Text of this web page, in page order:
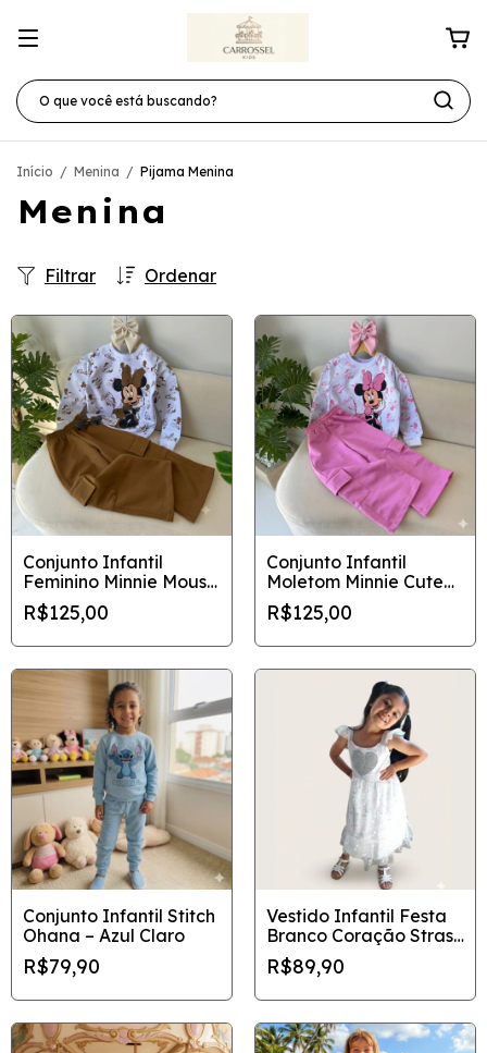
Início / Menina / Pijama Menina
Menina
Ordenar
Filtrar
Conjunto Infantil
Feminino Minnie Mouse
Blusa e Calça Cargo
R$125,00
Conjunto Infantil
Moletom Minnie Cute
com Calça Cargo Rosa
- Tamanho 4 ao 10
R$125,00
Conjunto Infantil Stitch
Ohana – Azul Claro
R$79,90
Vestido Infantil Festa
Branco Coração Strass
e Tule de Corações -
Tamanho 6
R$89,90